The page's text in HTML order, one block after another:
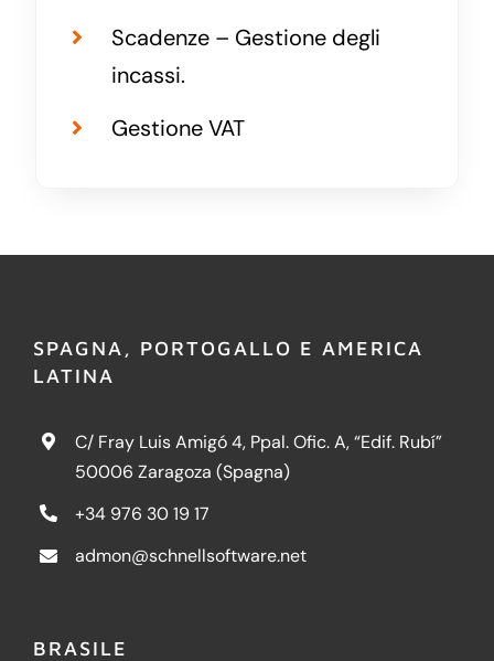
Scadenze – Gestione degli
incassi.
Gestione VAT
SPAGNA, PORTOGALLO E AMERICA
LATINA
C/ Fray Luis Amigó 4, Ppal. Ofic. A, “Edif. Rubí”
50006 Zaragoza (Spagna)
+34 976 30 19 17
admon@schnellsoftware.net
BRASILE